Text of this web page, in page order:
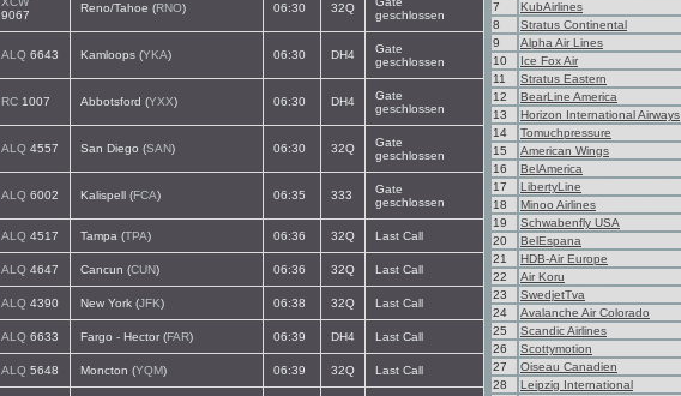
9067
Reno/Tahoe (RNO) 06:30 32Q
geschlossen
ALQ 6643 Kamloops (YKA) 06:30 DH4
Gate
geschlossen
RC 1007 Abbotsford (YXX) 06:30 DH4
Gate
geschlossen
ALQ 4557 San Diego (SAN) 06:30 32Q
Gate
geschlossen
ALQ 6002 Kalispell (FCA) 06:35 333
Gate
geschlossen
ALQ 4517 Tampa (TPA) 06:36 32Q Last Call
ALQ 4647 Cancun (CUN) 06:36 32Q Last Call
ALQ 4390 New York (JFK) 06:38 32Q Last Call
ALQ 6633 Fargo - Hector (FAR) 06:39 DH4 Last Call
ALQ 5648 Moncton (YQM) 06:39 32Q Last Call
7
KubAirlines
8
Stratus Continental
9
Alpha Air Lines
10
Ice Fox Air
11
Stratus Eastern
12
BearLine America
13
Horizon International Airways
14
Tomuchpressure
15
American Wings
16
BelAmerica
17
LibertyLine
18
Minoo Airlines
19
Schwabenfly USA
20
BelEspana
21
HDB-Air Europe
22
Air Koru
23
SwedjetTva
24
Avalanche Air Colorado
25
Scandic Airlines
26
Scottymotion
27
Oiseau Canadien
28
Leipzig International